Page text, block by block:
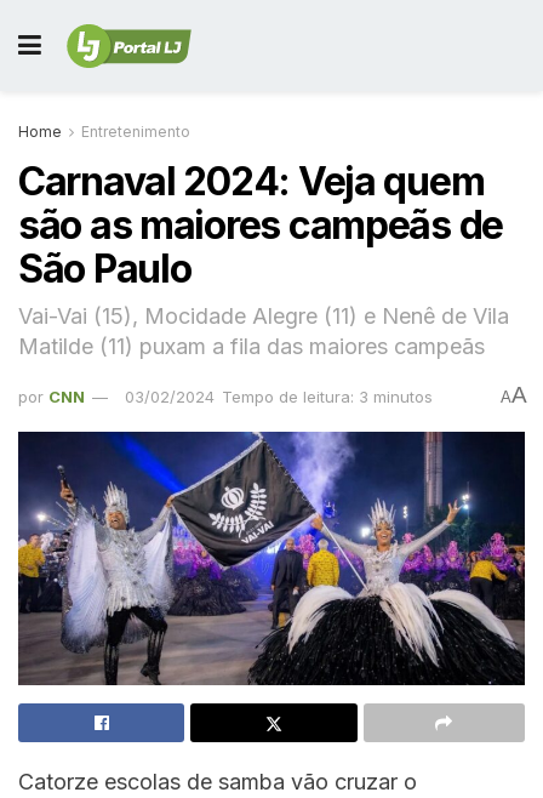
Home Entretenimento
Carnaval 2024: Veja quem
são as maiores campeãs de
São Paulo
Vai-Vai (15), Mocidade Alegre (11) e Nenê de Vila
Matilde (11) puxam a fila das maiores campeãs
por CNN 03/02/2024 Tempo de leitura: 3 minutos AA
Catorze escolas de samba vão cruzar o